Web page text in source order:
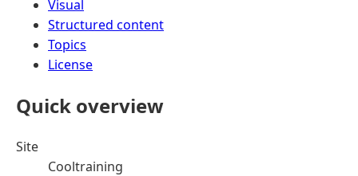
Visual
Structured content
Topics
License
Quick overview
Site
Cooltraining